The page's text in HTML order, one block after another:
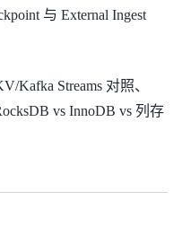
与 External Ingest
Kafka Streams 对照、
vs InnoDB vs 列存